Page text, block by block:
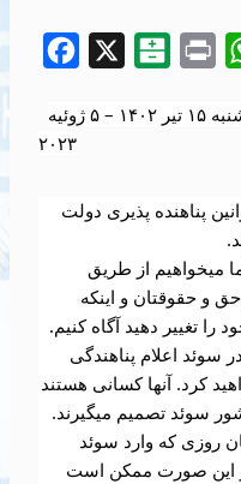
c
k
l
r
i
n
i
اخبار و گزارشات پناهندگی: پنج‌شنبه ۱۵ تير ۱۴۰۲ – ۵ ژوئيه
۲۰۲۳
پناهنده پذیری دولت
میخواهیم از طریق
و حقوقتان و اینکه
را تغییر دهید آگاه کنیم.
سوئد اعلام پناهندگی
کرد. آنها کسانی هستند
سوئد تصمیم میگیرند.
روزی که وارد سوئد
این صورت ممکن است